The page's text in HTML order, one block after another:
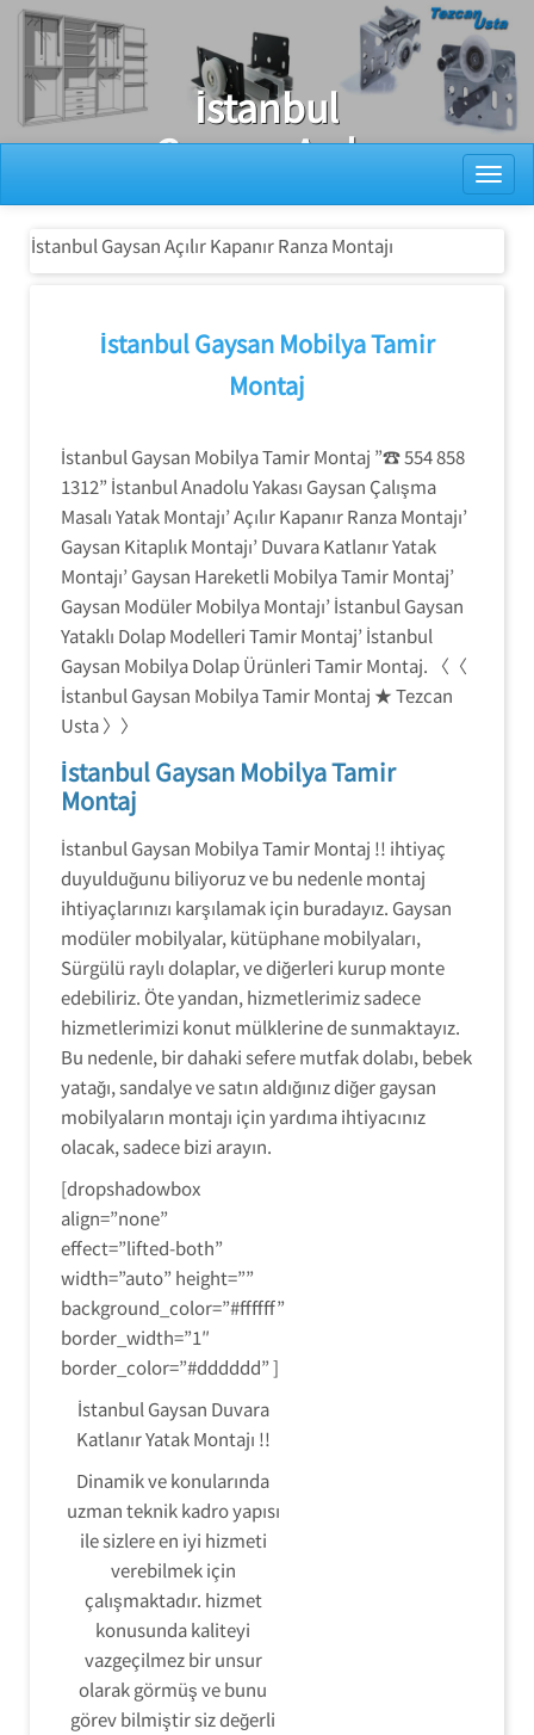
Ray Dolap Tamiri
İstanbul
Gaysan Açılır
Kapanır Ranza
Montajı
İstanbul Gaysan Açılır Kapanır Ranza Montajı
İstanbul Gaysan Mobilya Tamir
Montaj
İstanbul Gaysan Mobilya Tamir Montaj ”☎ 554 858
1312” İstanbul Anadolu Yakası Gaysan Çalışma
Masalı Yatak Montajı’ Açılır Kapanır Ranza Montajı’
Gaysan Kitaplık Montajı’ Duvara Katlanır Yatak
Montajı’ Gaysan Hareketli Mobilya Tamir Montaj’
Gaysan Modüler Mobilya Montajı’ İstanbul Gaysan
Yataklı Dolap Modelleri Tamir Montaj’ İstanbul
Gaysan Mobilya Dolap Ürünleri Tamir Montaj. 〈〈
İstanbul Gaysan Mobilya Tamir Montaj ★ Tezcan
Usta 〉〉
İstanbul Gaysan Mobilya Tamir
Montaj
İstanbul Gaysan Mobilya Tamir Montaj !! ihtiyaç
duyulduğunu biliyoruz ve bu nedenle montaj
ihtiyaçlarınızı karşılamak için buradayız. Gaysan
modüler mobilyalar, kütüphane mobilyaları,
Sürgülü raylı dolaplar, ve diğerleri kurup monte
edebiliriz. Öte yandan, hizmetlerimiz sadece
hizmetlerimizi konut mülklerine de sunmaktayız.
Bu nedenle, bir dahaki sefere mutfak dolabı, bebek
yatağı, sandalye ve satın aldığınız diğer gaysan
mobilyaların montajı için yardıma ihtiyacınız
olacak, sadece bizi arayın.
[dropshadowbox
align=”none”
effect=”lifted-both”
width=”auto” height=””
background_color=”#ffffff”
border_width=”1″
border_color=”#dddddd” ]
İstanbul Gaysan Duvara
Katlanır Yatak Montajı !!
Dinamik ve konularında
uzman teknik kadro yapısı
ile sizlere en iyi hizmeti
verebilmek için
çalışmaktadır. hizmet
konusunda kaliteyi
vazgeçilmez bir unsur
olarak görmüş ve bunu
görev bilmiştir siz değerli